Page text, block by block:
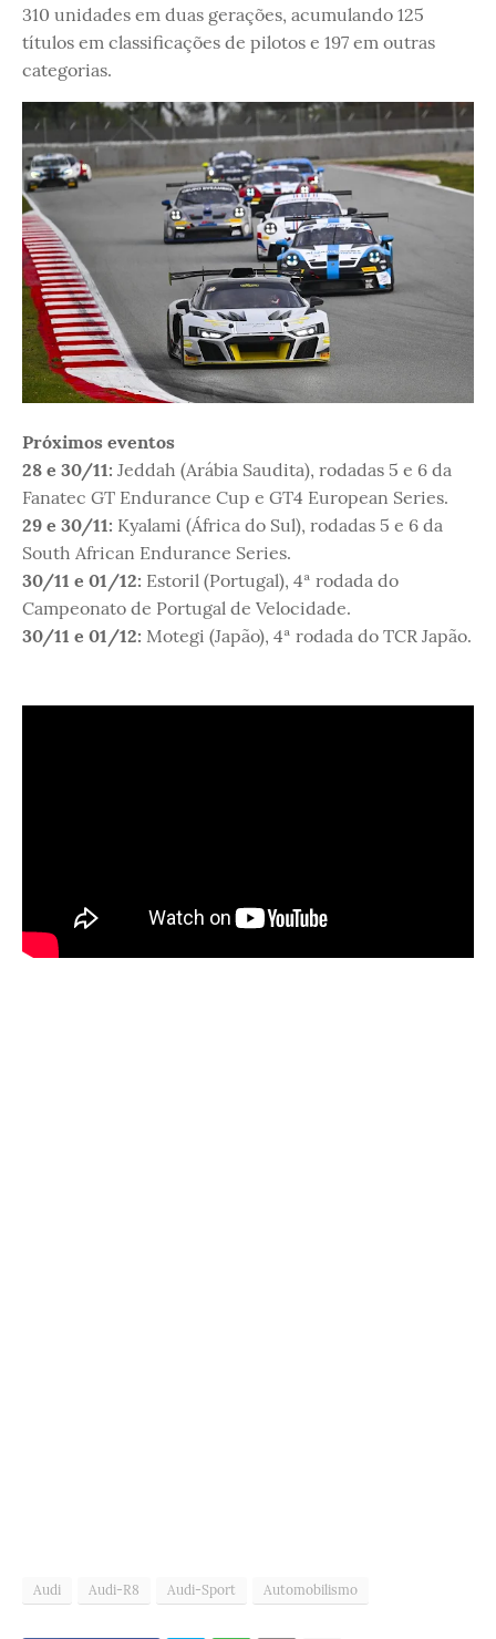
310 unidades em duas gerações, acumulando 125
títulos em classificações de pilotos e 197 em outras
categorias.
Próximos eventos
28 e 30/11: Jeddah (Arábia Saudita), rodadas 5 e 6 da
Fanatec GT Endurance Cup e GT4 European Series.
29 e 30/11: Kyalami (África do Sul), rodadas 5 e 6 da
South African Endurance Series.
30/11 e 01/12: Estoril (Portugal), 4ª rodada do
Campeonato de Portugal de Velocidade.
30/11 e 01/12: Motegi (Japão), 4ª rodada do TCR Japão.
Audi Audi-R8 Audi-Sport Automobilismo